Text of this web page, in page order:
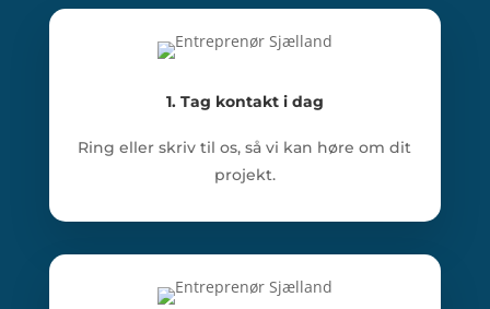
1. Tag kontakt i dag
Ring eller skriv til os, så vi kan høre om dit
projekt.